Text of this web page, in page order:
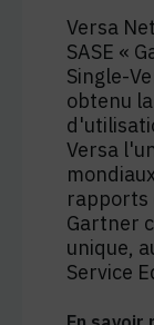
Versa
SASE «
Single-
obtenu
Versa
rapports
Gartner
unique,
Service